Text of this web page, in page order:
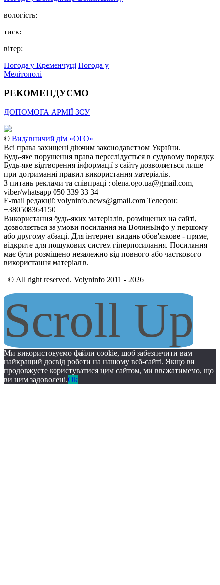
вологість:
тиск:
вітер:
Погода у Кременчуці Погода у
Мелітополі
РЕКОМЕНДУЄМО
ДОПОМОГА АРМІЇ ЗСУ
© Видавничий дім «ОГО»
Всі права захищені діючим законодавством України.
Будь-яке порушення права переслідується в судовому порядку.
Будь-яке відтворення інформації з сайту дозволяється лише
при дотриманні правил використання матеріалів.
З питань реклами та співпраці : olena.ogo.ua@gmail.com,
viber/whatsapp 050 339 33 34
E-mail редакції: volyninfo.news@gmail.com Телефон:
+380508364150
Використання будь-яких матеріалів, розміщених на сайті,
дозволяється за умови посилання на ВолиньІнфо у першому
або другому абзаці. Для інтернет видань обов'язкове - пряме,
відкрите для пошукових систем гіперпосилання. Посилання
має бути розміщено незалежно від повного або часткового
використання матеріалів.
© All right reserved. Volyninfo 2011 - 2026
Scroll Up
Ми використовуємо файли cookie, щоб забезпечити вам
найкращий досвід роботи на нашому веб-сайті. Якщо ви
продовжуєте користуватися цим сайтом, ми вважатимемо, що
ви ним задоволені.Ok